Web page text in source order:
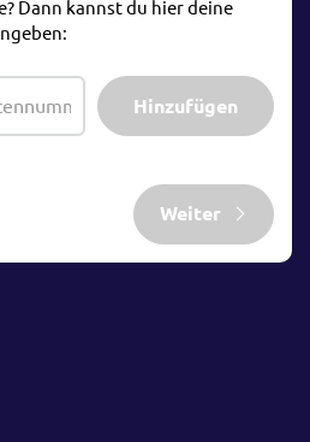
Dann kannst du hier deine
Hinzufügen
Weiter